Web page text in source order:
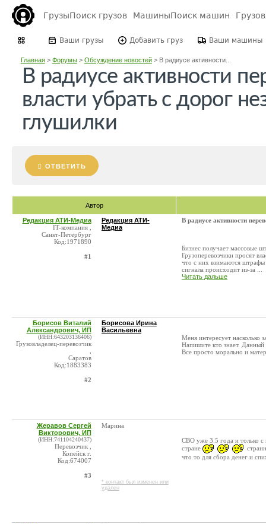
ГрузыПоиск грузов МашиныПоиск машин
Ваши грузы Добавить груз Ваши машины
Главная> Форумы> Обсуждение новостей> В радиусе активности...
В радиусе активности
власти убрать с дорог
глушилки
ОТВЕТИТЬ
Автор
Редакция АТИ-Медиа
IT-компания ,
Санкт-Петербург
Код:1971890
#1
Редакция АТИ-
Медиа
В радиусе активности
Бизнес получает массовые
Грузоперевозчики просят
что с них взимаются штрафы
сигнала происходит из-за ...
Читать дальше
Борисов Виталий
Александрович, ИП
(ИНН:643203136406)
Грузовладелец-перевозчик
Саратов
Код:1883383
#2
Борисова Ирина
Васильевна
Меня интересует насколько
Напишите кто знает.
Все просто морально и
Жеравов Сергей
Викторович, ИП
(ИНН:741104240437)
Перевозчик ,
Копейск г.
Код:674007
#3
Марина
* контакт был изменен или
удален
СВО уже 3.5 года и только с
стране
что то для сбора денег и